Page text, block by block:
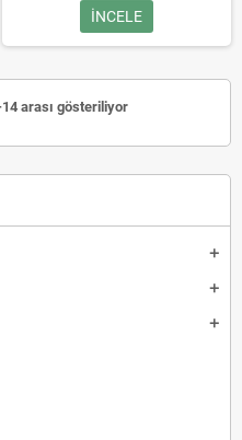
add
add
add
INCELE
arası gösteriliyor